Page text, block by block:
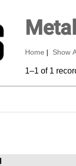
Home Show
1–1 of 1